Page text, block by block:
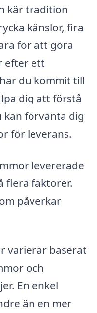
kär tradition
känslor, fira
för att göra
efter ett
du kommit till
dig att förstå
kan förvänta dig
för leverans.
levererade
flera faktorer.
påverkar
varierar baserat
och
En enkel
än en mer